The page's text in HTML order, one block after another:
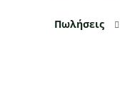
Πωλήσεις